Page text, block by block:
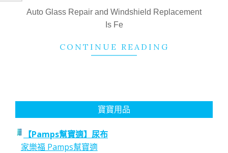
03
Auto Glass Repair and Windshield Replacement
Is Fe
CONTINUE READING
寶寶用品
【Pamps幫寶適】尿布
家樂福 Pamps幫寶適